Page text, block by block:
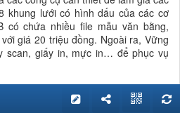
khung lưới có hình dấu của các cơ
có chứa nhiều file mẫu văn bằng,
giá 20 triệu đồng. Ngoài ra, Vững
scan, giấy in, mực in… để phục vụ
Huy Huân ở phường Phả Lại (Chí
ty mỏ trên địa bàn tỉnh Quảng